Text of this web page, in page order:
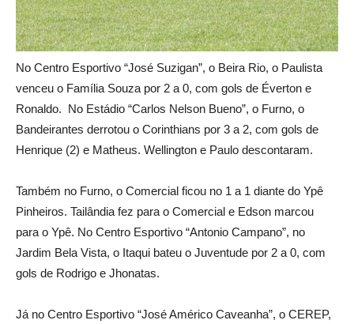
No Centro Esportivo “José Suzigan”, o Beira Rio, o Paulista
venceu o Família Souza por 2 a 0, com gols de Éverton e
Ronaldo. No Estádio “Carlos Nelson Bueno”, o Furno, o
Bandeirantes derrotou o Corinthians por 3 a 2, com gols de
Henrique (2) e Matheus. Wellington e Paulo descontaram.
Também no Furno, o Comercial ficou no 1 a 1 diante do Ypê
Pinheiros. Tailândia fez para o Comercial e Edson marcou
para o Ypê. No Centro Esportivo “Antonio Campano”, no
Jardim Bela Vista, o Itaqui bateu o Juventude por 2 a 0, com
gols de Rodrigo e Jhonatas.
Já no Centro Esportivo “José Américo Caveanha”, o CEREP,